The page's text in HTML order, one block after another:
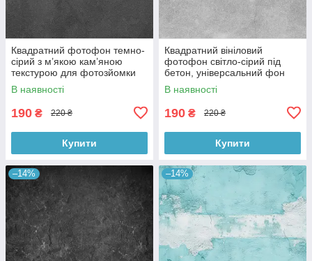
Квадратний фотофон темно-
сірий з м’якою кам’яною
текстурою для фотозйомки
товарів 60x60 см, №550076
В наявності
190 ₴ 220 ₴
Купити
Квадратний вініловий
фотофон світло-сірий під
бетон, універсальний фон
для зйомки, 60x60 см,
№550478
В наявності
190 ₴ 220 ₴
Купити
–14% –14%